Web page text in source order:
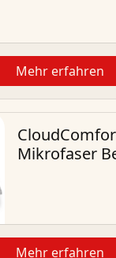
Mehr erfahren
Mikrofaser
Mehr erfahren